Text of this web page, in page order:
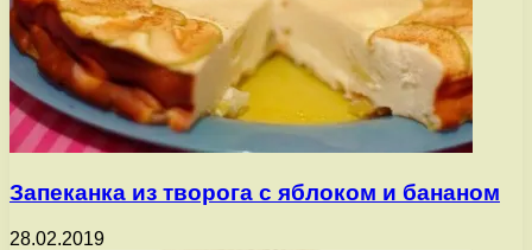
Запеканка из творога с яблоком и бананом
28.02.2019